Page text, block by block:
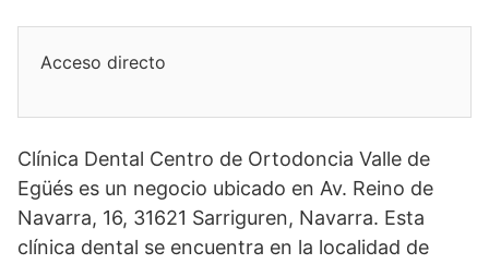
Acceso directo
Clínica Dental Centro de Ortodoncia Valle de
Egüés es un negocio ubicado en Av. Reino de
Navarra, 16, 31621 Sarriguren, Navarra. Esta
clínica dental se encuentra en la localidad de